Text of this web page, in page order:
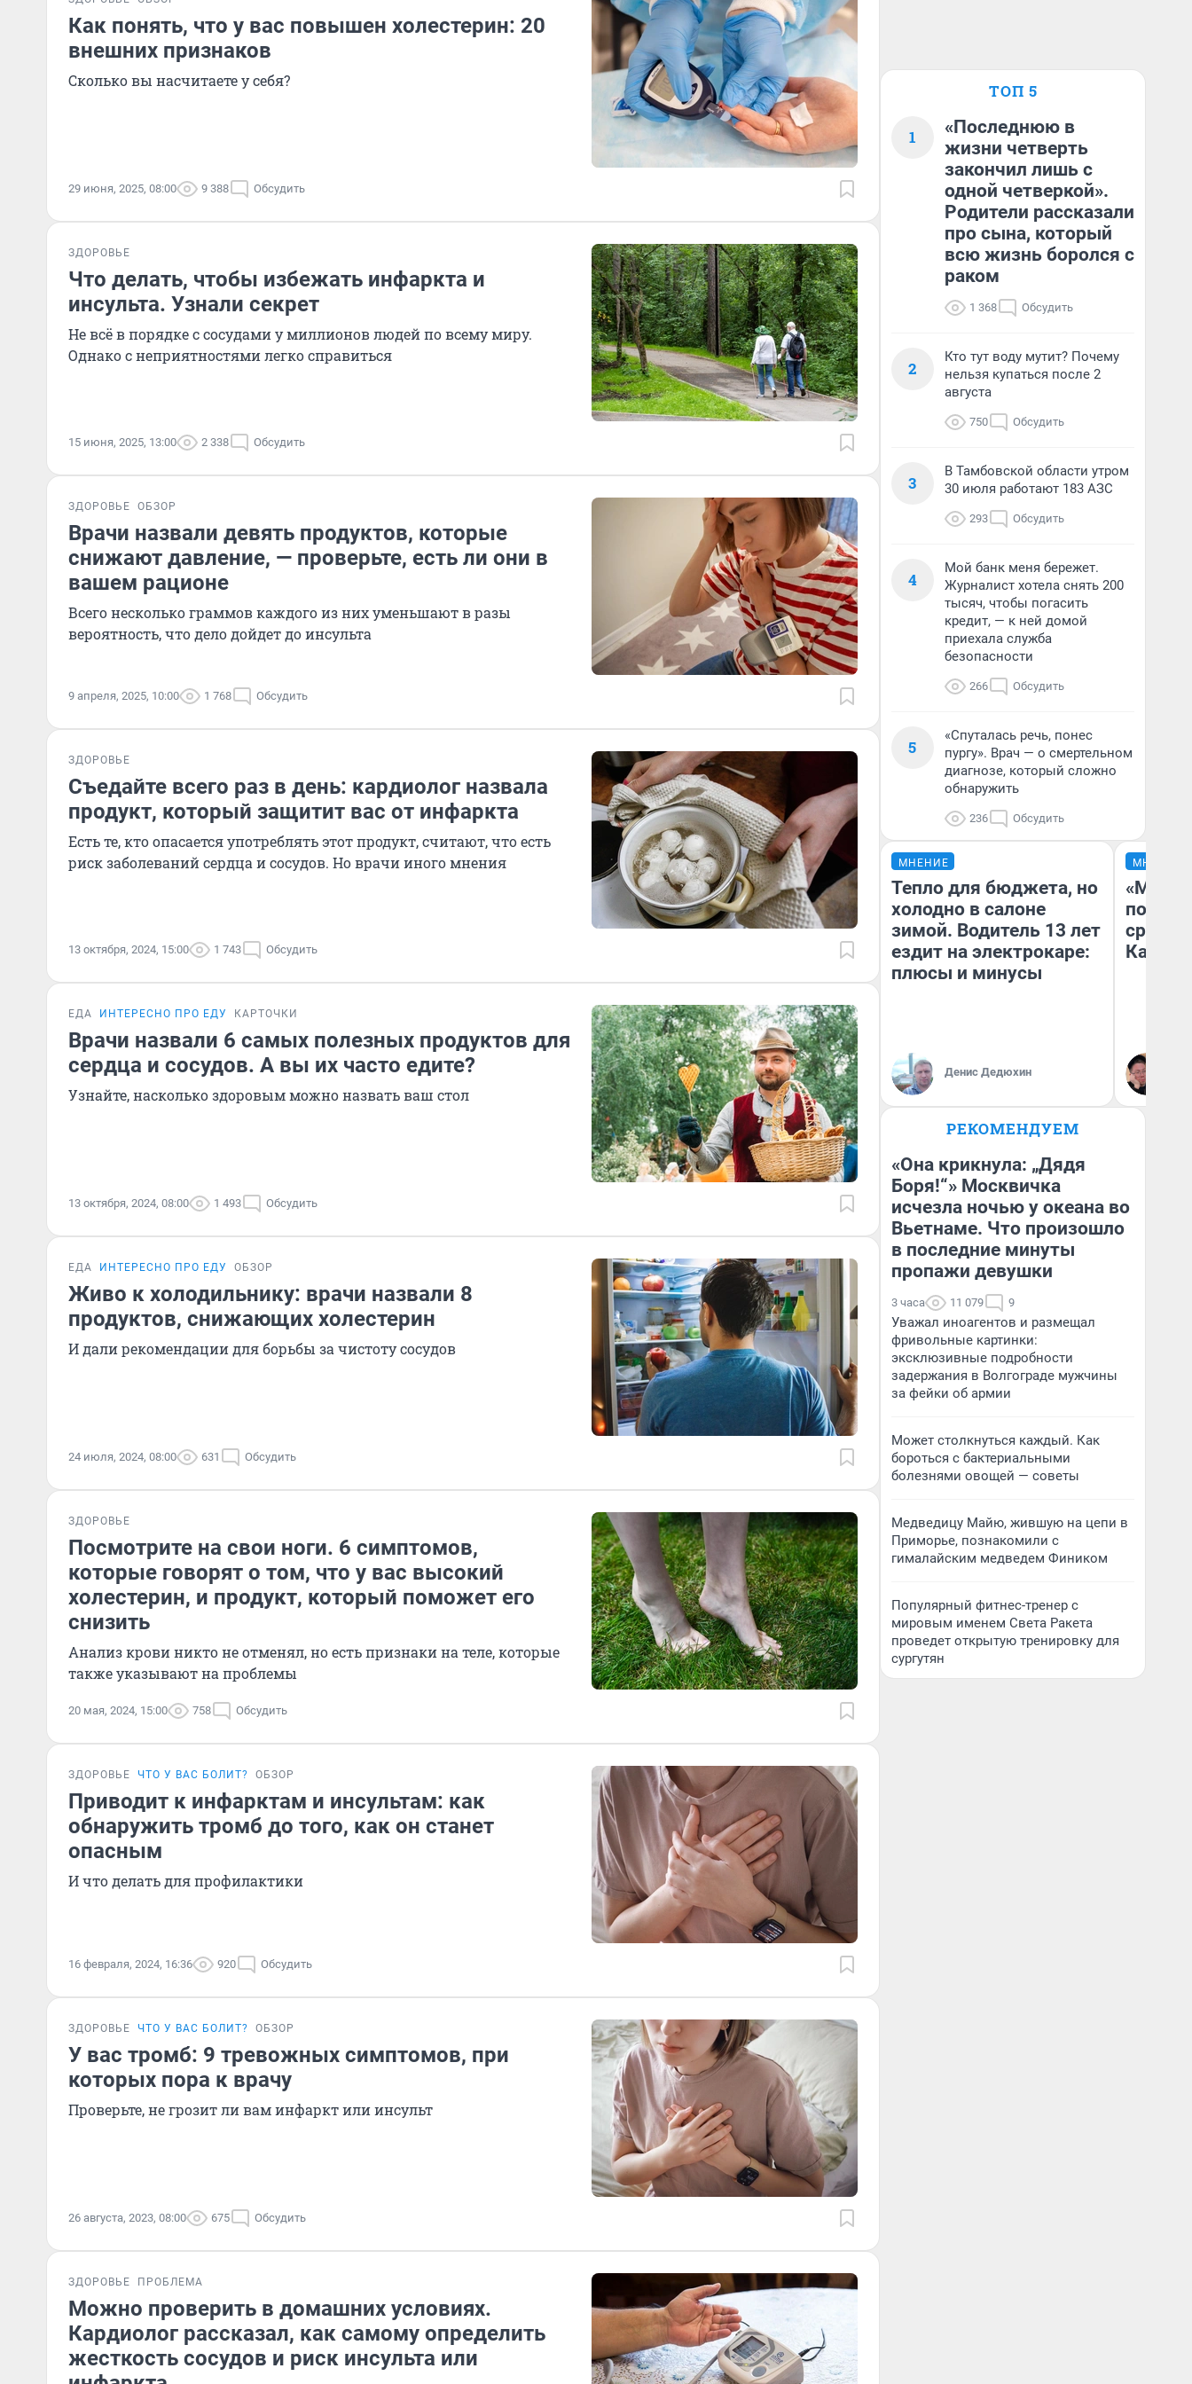
Как понять, что у вас повышен холестерин: 20
внешних признаков
Сколько вы насчитаете у себя?
29 июня, 2025, 08:00 9 388 Обсудить
ЗДОРОВЬЕ
Что делать, чтобы избежать инфаркта и
инсульта. Узнали секрет
Не всё в порядке с сосудами у миллионов людей по всему миру.
Однако с неприятностями легко справиться
15 июня, 2025, 13:00 2 338 Обсудить
ЗДОРОВЬЕ ОБЗОР
Врачи назвали девять продуктов, которые
снижают давление, — проверьте, есть ли они в
вашем рационе
Всего несколько граммов каждого из них уменьшают в разы
вероятность, что дело дойдет до инсульта
9 апреля, 2025, 10:00 1 768 Обсудить
ЗДОРОВЬЕ
Съедайте всего раз в день: кардиолог назвала
продукт, который защитит вас от инфаркта
Есть те, кто опасается употреблять этот продукт, считают, что есть
риск заболеваний сердца и сосудов. Но врачи иного мнения
13 октября, 2024, 15:00 1 743 Обсудить
ЕДА ИНТЕРЕСНО ПРО ЕДУ КАРТОЧКИ
Врачи назвали 6 самых полезных продуктов для
сердца и сосудов. А вы их часто едите?
Узнайте, насколько здоровым можно назвать ваш стол
13 октября, 2024, 08:00 1 493 Обсудить
ЕДА ИНТЕРЕСНО ПРО ЕДУ ОБЗОР
Живо к холодильнику: врачи назвали 8
продуктов, снижающих холестерин
И дали рекомендации для борьбы за чистоту сосудов
24 июля, 2024, 08:00 631 Обсудить
ЗДОРОВЬЕ
Посмотрите на свои ноги. 6 симптомов,
которые говорят о том, что у вас высокий
холестерин, и продукт, который поможет его
снизить
Анализ крови никто не отменял, но есть признаки на теле, которые
также указывают на проблемы
20 мая, 2024, 15:00 758 Обсудить
ЗДОРОВЬЕ ЧТО У ВАС БОЛИТ? ОБЗОР
Приводит к инфарктам и инсультам: как
обнаружить тромб до того, как он станет
опасным
И что делать для профилактики
16 февраля, 2024, 16:36 920 Обсудить
ЗДОРОВЬЕ ЧТО У ВАС БОЛИТ? ОБЗОР
У вас тромб: 9 тревожных симптомов, при
которых пора к врачу
Проверьте, не грозит ли вам инфаркт или инсульт
26 августа, 2023, 08:00 675 Обсудить
ЗДОРОВЬЕ ПРОБЛЕМА
Можно проверить в домашних условиях.
Кардиолог рассказал, как самому определить
жесткость сосудов и риск инсульта или
ТОП 5
1
«Последнюю в
жизни четверть
закончил лишь с
одной четверкой».
Родители рассказали
про сына, который
всю жизнь боролся с
раком
1 368 Обсудить
2
Кто тут воду мутит? Почему
нельзя купаться после 2
августа
750 Обсудить
3
В Тамбовской области утром
30 июля работают 183 АЗС
293 Обсудить
4
Мой банк меня бережет.
Журналист хотела снять 200
тысяч, чтобы погасить
кредит, — к ней домой
приехала служба
безопасности
266 Обсудить
5
«Спуталась речь, понес
пургу». Врач — о смертельном
диагнозе, который сложно
обнаружить
236 Обсудить
МНЕНИЕ
Тепло для бюджета, но
холодно в салоне
зимой. Водитель 13 лет
ездит на электрокаре:
плюсы и минусы
Денис Дедюхин
МНЕНИЕ
РЕКОМЕНДУЕМ
«Она крикнула: „Дядя
Боря!“» Москвичка
исчезла ночью у океана во
Вьетнаме. Что произошло
в последние минуты
пропажи девушки
3 часа 11 079 9
Уважал иноагентов и размещал
фривольные картинки:
эксклюзивные подробности
задержания в Волгограде мужчины
за фейки об армии
Может столкнуться каждый. Как
бороться с бактериальными
болезнями овощей — советы
Медведицу Майю, жившую на цепи в
Приморье, познакомили с
гималайским медведем Фиником
Популярный фитнес-тренер с
мировым именем Света Ракета
проведет открытую тренировку для
сургутян